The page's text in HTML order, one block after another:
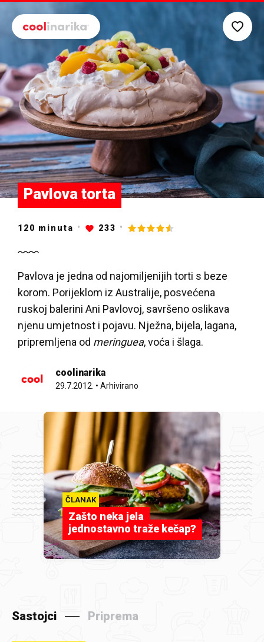
Pavlova torta
120 minuta 233
Pavlova je jedna od najomiljenijih torti s beze
korom. Porijeklom iz Australije, posvećena
ruskoj balerini Ani Pavlovoj, savršeno oslikava
njenu umjetnost i pojavu. Nježna, bijela, lagana,
pripremljena od meringuea, voća i šlaga.
coolinarika
29.7.2012. • Arhivirano
ČLANAK
Zašto neka jela
jednostavno traže kečap?
Sastojci Priprema